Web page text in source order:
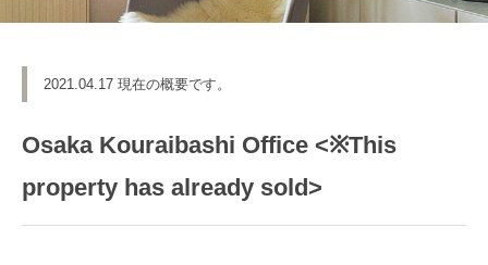
2021.04.17 現在の概要です。
Osaka Kouraibashi Office <※This
property has already sold>